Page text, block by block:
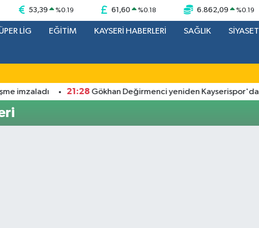
53,39 %0.19 61,60 %0.18 6.862,09 %0.19
LİG EĞİTİM KAYSERİ HABERLERİ SAĞLIK SİYASET
imzaladı 21:28Gökhan Değirmenci yeniden Kayserispor'da